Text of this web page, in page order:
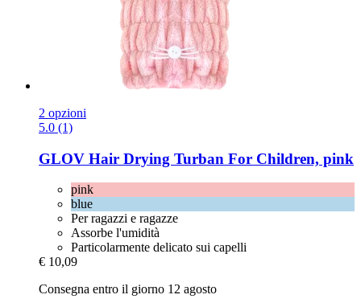
2 opzioni
5.0 (1)
GLOV Hair Drying Turban For Children, pink
pink
blue
Per ragazzi e ragazze
Assorbe l'umidità
Particolarmente delicato sui capelli
€ 10,09
Consegna entro il giorno 12 agosto